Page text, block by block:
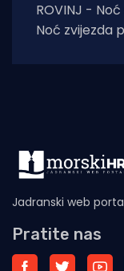
ROVINJ -
Noć zvijezda
Jadranski web
Pratite nas